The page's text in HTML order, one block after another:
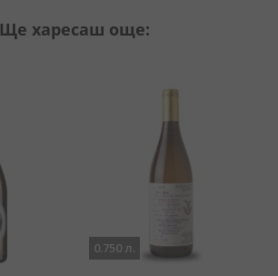
Ще харесаш още:
0.750 л.